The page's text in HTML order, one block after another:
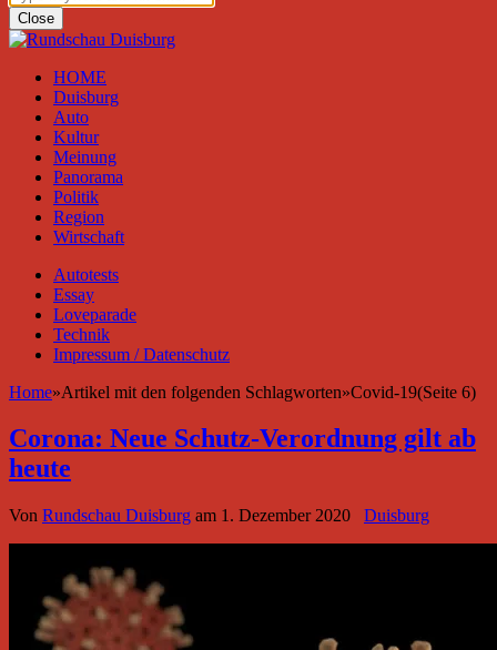
Close
HOME
Duisburg
Auto
Kultur
Meinung
Panorama
Politik
Region
Wirtschaft
Autotests
Essay
Loveparade
Technik
Impressum / Datenschutz
Home»Artikel mit den folgenden Schlagworten»Covid-19(Seite 6)
Corona: Neue Schutz-Verordnung gilt ab
heute
Von Rundschau Duisburg am 1. Dezember 2020 Duisburg